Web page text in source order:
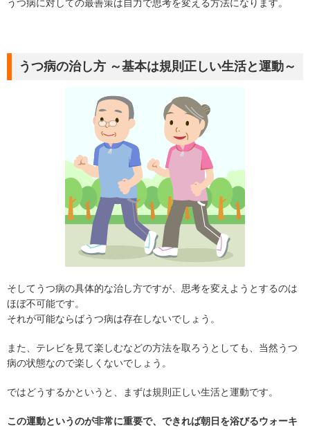
うつ病に対しての最善策は自力で思考を変える方法になります。
うつ病の治し方 ～基本は規則正しい生活と運動～
そしてうつ病の具体的な治し方ですが、思考を変えようとするのは
ほぼ不可能です。
それが可能ならばうつ病は存在しないでしょう。
また、テレビを見て楽しむなどの方法を取ろうとしても、当然うつ
病の状態なので楽しくないでしょう。
ではどうするかというと、まずは規則正しい生活と運動です。
この運動というのが非常に重要で、できれば朝日を浴びるウォーキ